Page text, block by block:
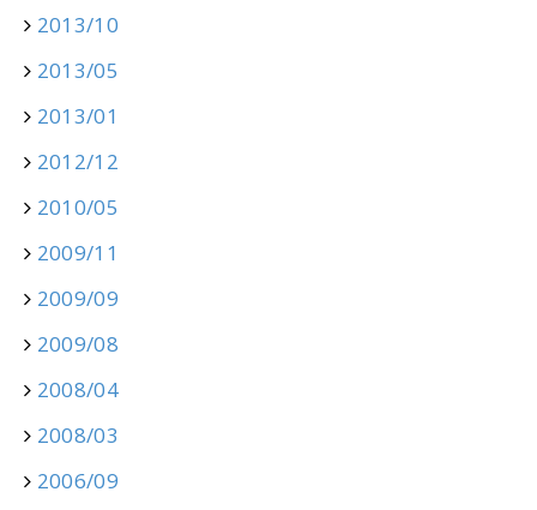
2013/10
2013/05
2013/01
2012/12
2010/05
2009/11
2009/09
2009/08
2008/04
2008/03
2006/09